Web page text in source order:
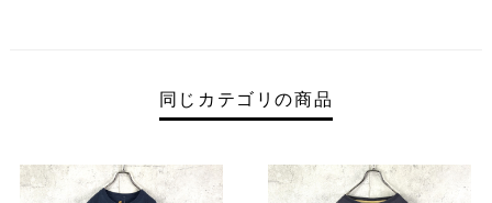
同じカテゴリの商品